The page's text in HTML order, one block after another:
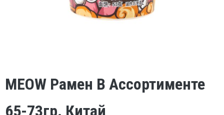
MEOW Рамен В Ассортименте